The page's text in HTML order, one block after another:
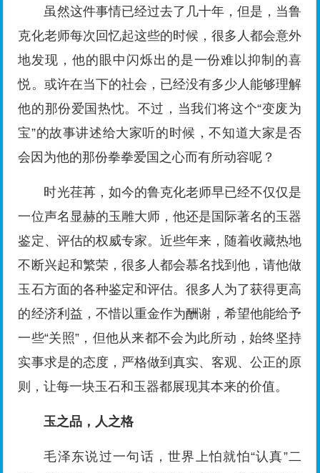
虽然这件事情已经过去了几十年，但是，当鲁
克化老师每次回忆起这些的时候，很多人都会意外
地发现，他的眼中闪烁出的是一份难以抑制的喜
悦。或许在当下的社会，已经没有多少人能够理解
他的那份爱国热忱。不过，当我们将这个“变废为
宝”的故事讲述给大家听的时候，不知道大家是否
会因为他的那份拳拳爱国之心而有所动容呢？
时光荏苒，如今的鲁克化老师早已经不仅仅是
一位声名显赫的玉雕大师，他还是国际著名的玉器
鉴定、评估的权威专家。近些年来，随着收藏热地
不断兴起和繁荣，很多人都会慕名找到他，请他做
玉石方面的各种鉴定和评估。很多人为了获得更高
的经济利益，不惜以重金作为酬谢，希望他能给予
一些“关照”，但他从来都不会为此所动，始终坚持
实事求是的态度，严格做到真实、客观、公正的原
则，让每一块玉石和玉器都展现其本来的价值。
玉之品，人之格
毛泽东说过一句话，世界上怕就怕“认真”二